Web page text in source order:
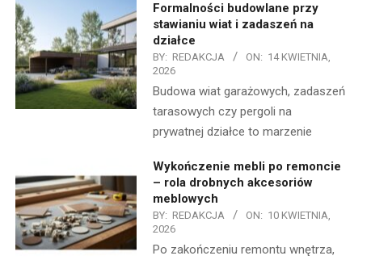
Formalności budowlane przy
stawianiu wiat i zadaszeń na
działce
BY: REDAKCJA ON: 14 KWIETNIA,
2026
Budowa wiat garażowych, zadaszeń
tarasowych czy pergoli na
prywatnej działce to marzenie
Wykończenie mebli po remoncie
– rola drobnych akcesoriów
meblowych
BY: REDAKCJA ON: 10 KWIETNIA,
2026
Po zakończeniu remontu wnętrza,